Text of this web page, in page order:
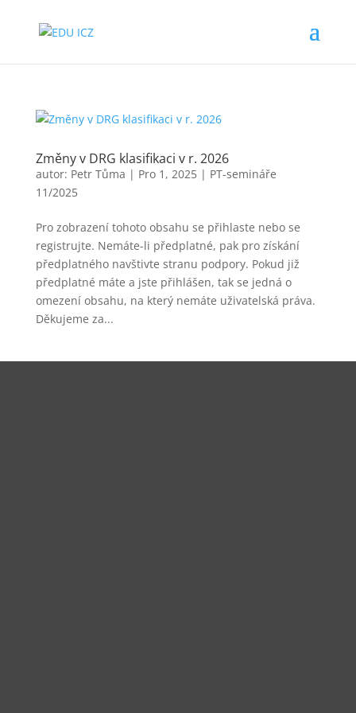
Změny v DRG klasifikaci v r. 2026
autor: Petr Tůma | Pro 1, 2025| PT-semináře
11/2025
Pro zobrazení tohoto obsahu se přihlaste nebo se
registrujte. Nemáte-li předplatné, pak pro získání
předplatného navštivte stranu podpory. Pokud již
předplatné máte a jste přihlášen, tak se jedná o
omezení obsahu, na který nemáte uživatelská práva.
Děkujeme za...